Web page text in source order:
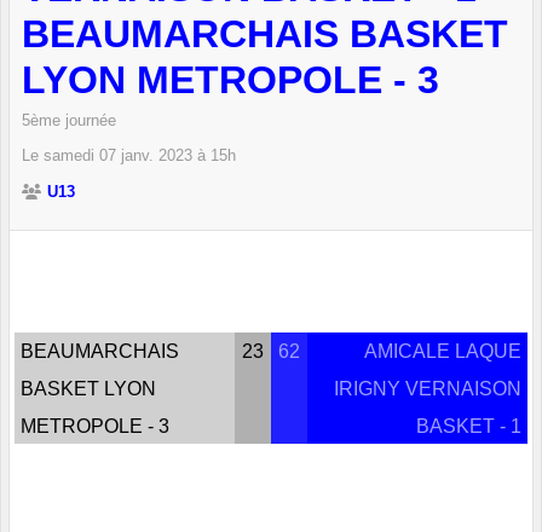
BEAUMARCHAIS BASKET
LYON METROPOLE - 3
5ème journée
Le samedi 07 janv. 2023 à 15h
U13
BEAUMARCHAIS
BASKET LYON
METROPOLE - 3
23 62
AMICALE LAQUE
IRIGNY VERNAISON
BASKET - 1